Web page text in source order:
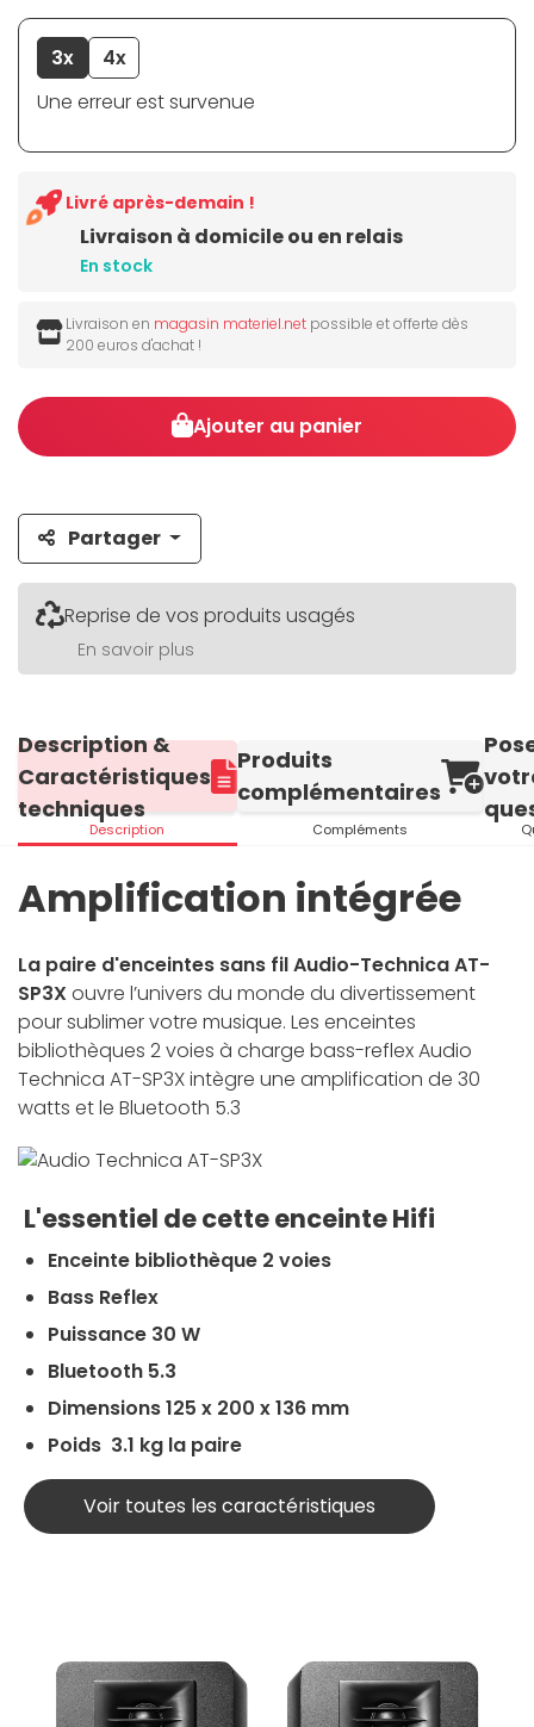
3x
4x
Une erreur est survenue
Livraison à domicile ou en relais
En stock
Livré après-demain !
Livraison en magasin materiel.net possible et offerte dès
200 euros d'achat !
Ajouter au panier
Partager
Reprise de vos produits usagés
En savoir plus
Description &
Caractéristiques
techniques
Description
Produits
complémentaires
Compléments
Amplification intégrée
La paire d'enceintes sans fil Audio-Technica AT-
SP3X ouvre l’univers du monde du divertissement
pour sublimer votre musique. Les enceintes
bibliothèques 2 voies à charge bass-reflex Audio
Technica AT-SP3X intègre une amplification de 30
watts et le Bluetooth 5.3
L'essentiel de cette enceinte Hifi
Enceinte bibliothèque 2 voies
Bass Reflex
Puissance 30 W
Bluetooth 5.3
Dimensions 125 x 200 x 136 mm
Poids 3.1 kg la paire
Voir toutes les caractéristiques